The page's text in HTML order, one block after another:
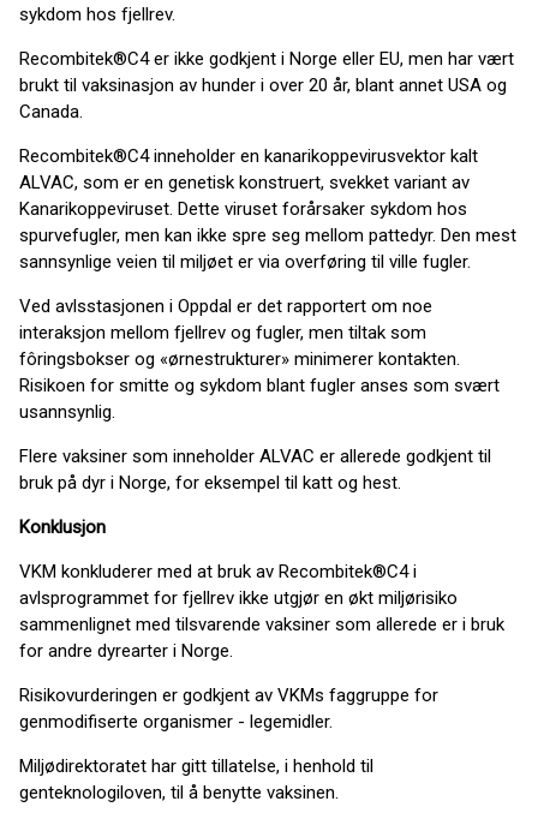
sykdom hos fjellrev.
Recombitek®C4 er ikke godkjent i Norge eller EU, men har vært
brukt til vaksinasjon av hunder i over 20 år, blant annet USA og
Canada.
Recombitek®C4 inneholder en kanarikoppevirusvektor kalt
ALVAC, som er en genetisk konstruert, svekket variant av
Kanarikoppeviruset. Dette viruset forårsaker sykdom hos
spurvefugler, men kan ikke spre seg mellom pattedyr. Den mest
sannsynlige veien til miljøet er via overføring til ville fugler.
Ved avlsstasjonen i Oppdal er det rapportert om noe
interaksjon mellom fjellrev og fugler, men tiltak som
fôringsbokser og «ørnestrukturer» minimerer kontakten.
Risikoen for smitte og sykdom blant fugler anses som svært
usannsynlig.
Flere vaksiner som inneholder ALVAC er allerede godkjent til
bruk på dyr i Norge, for eksempel til katt og hest.
Konklusjon
VKM konkluderer med at bruk av Recombitek®C4 i
avlsprogrammet for fjellrev ikke utgjør en økt miljørisiko
sammenlignet med tilsvarende vaksiner som allerede er i bruk
for andre dyrearter i Norge.
Risikovurderingen er godkjent av VKMs faggruppe for
genmodifiserte organismer - legemidler.
Miljødirektoratet har gitt tillatelse, i henhold til
genteknologiloven, til å benytte vaksinen.